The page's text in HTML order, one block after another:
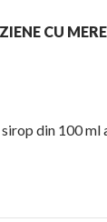
CU
din 100 ml